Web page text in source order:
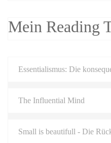
Mein Reading
Essentialismus: Die
The Influential Mind
Small is beautifull - Die